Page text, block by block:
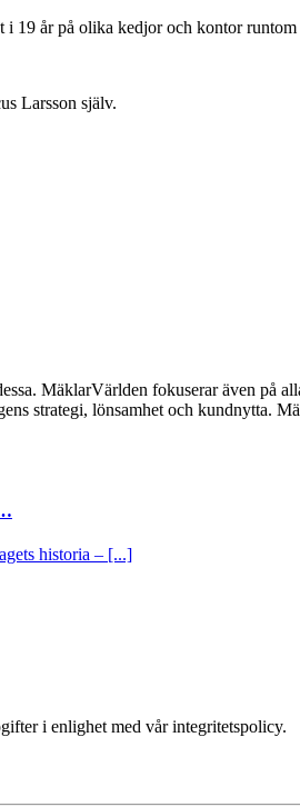
i 19 år på olika kedjor och kontor
Larsson själv.
MäklarVärlden fokuserar även på
strategi, lönsamhet och kundnytta.
historia – [...]
i enlighet med vår integritetspolicy.